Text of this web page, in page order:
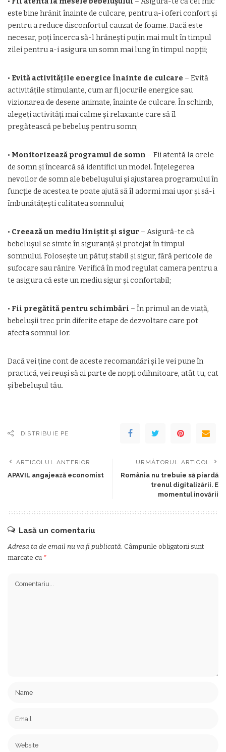
este bine hrănit înainte de culcare, pentru a-i oferi confort și
pentru a reduce disconfortul cauzat de foame. Dacă este
necesar, poți încerca să-l hrănești puțin mai mult în timpul
zilei pentru a-i asigura un somn mai lung în timpul nopții;
• Evită activitățile energice înainte de culcare – Evită
activitățile stimulante, cum ar fi jocurile energice sau
vizionarea de desene animate, înainte de culcare. În schimb,
alegeți activități mai calme și relaxante care să îl
pregătească pe bebeluș pentru somn;
• Monitorizează programul de somn – Fii atentă la orele
de somn și încearcă să identifici un model. Înțelegerea
nevoilor de somn ale bebelușului și ajustarea programului în
funcție de acestea te poate ajută să îl adormi mai ușor și să-i
îmbunătățești calitatea somnului;
• Creează un mediu liniștit și sigur – Asigură-te că
bebelușul se simte în siguranță și protejat în timpul
somnului. Folosește un pătuț stabil și sigur, fără pericole de
sufocare sau rănire. Verifică în mod regulat camera pentru a
te asigura că este un mediu sigur și confortabil;
• Fii pregătită pentru schimbări – În primul an de viață,
bebelușii trec prin diferite etape de dezvoltare care pot
afecta somnul lor.
Dacă vei ține cont de aceste recomandări și le vei pune în
practică, vei reuși să ai parte de nopți odihnitoare, atât tu, cat
și bebelușul tău.
DISTRIBUIE PE
ARTICOLUL ANTERIOR
APAVIL angajează economist
URMĂTORUL ARTICOL
România nu trebuie să piardă
trenul digitalizării. E
momentul inovării
Lasă un comentariu
Adresa ta de email nu va fi publicată. Câmpurile obligatorii sunt
marcate cu *